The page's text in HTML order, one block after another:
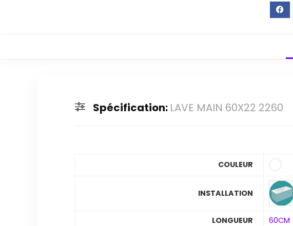
Spécification: LAVE MAIN 60X22 2260
COULEUR
INSTALLATION
LONGUEUR
60CM